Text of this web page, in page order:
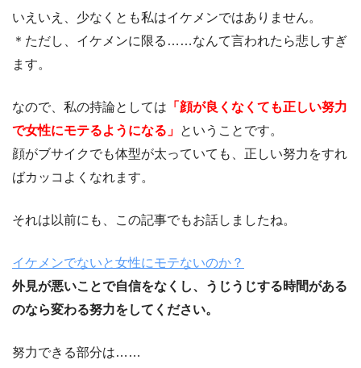
いえいえ、少なくとも私はイケメンではありません。
＊ただし、イケメンに限る……なんて言われたら悲しすぎ
ます。
なので、私の持論としては 「顔が良くなくても正しい努力
で女性にモテるようになる」 ということです。
顔がブサイクでも体型が太っていても、正しい努力をすれ
ばカッコよくなれます。
それは以前にも、この記事でもお話しましたね。
イケメンでないと女性にモテないのか？
外見が悪いことで自信をなくし、うじうじする時間がある
のなら変わる努力をしてください。
努力できる部分は……